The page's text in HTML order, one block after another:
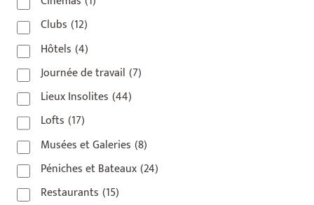
Clubs (12)
Hôtels (4)
Journée de travail (7)
Lieux Insolites (44)
Lofts (17)
Musées et Galeries (8)
Péniches et Bateaux(24)
Restaurants (15)